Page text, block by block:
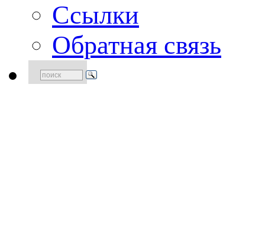
Ссылки
Обратная связь